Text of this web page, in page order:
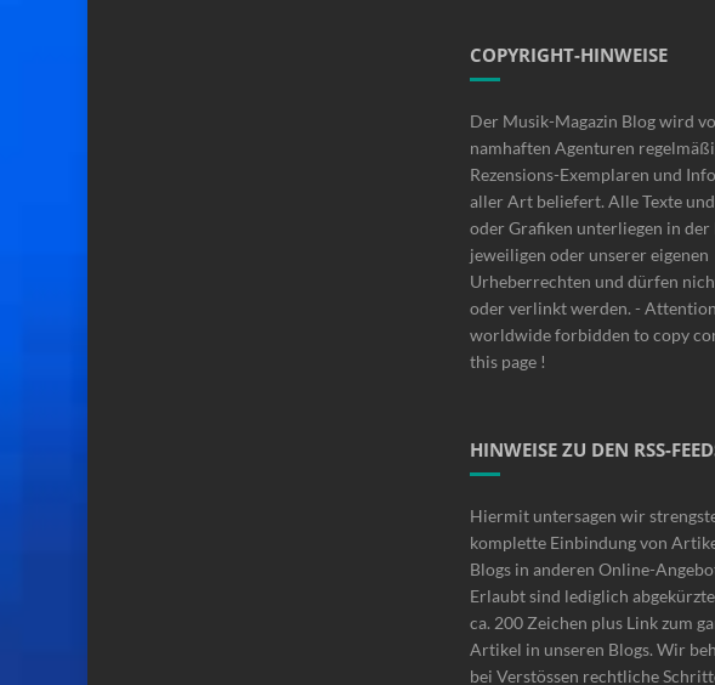
COPYRIGHT-HINWEISE
Der Musik-Magazin Blog wird
namhaften Agenturen
Rezensions-Exemplaren und
aller Art beliefert. Alle Texte
oder Grafiken unterliegen in der
jeweiligen oder unserer eigenen
Urheberrechten und dürfen
oder verlinkt werden. -
worldwide forbidden to copy
this page !
HINWEISE ZU DEN RSS-
Hiermit untersagen wir
komplette Einbindung von
Blogs in anderen Online-
Erlaubt sind lediglich
ca. 200 Zeichen plus Link zum
Artikel in unseren Blogs. Wir
bei Verstössen rechtliche